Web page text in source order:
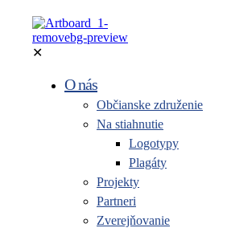
✕
O nás
Občianske združenie
Na stiahnutie
Logotypy
Plagáty
Projekty
Partneri
Zverejňovanie